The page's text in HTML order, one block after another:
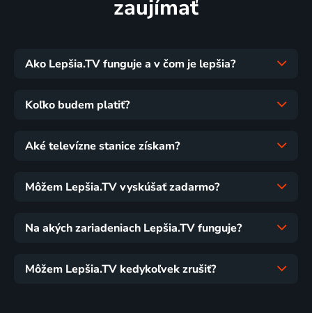
zaujímať
Ako Lepšia.TV funguje a v čom je lepšia?
Koľko budem platiť?
Aké televízne stanice získam?
Môžem Lepšia.TV vyskúšať zadarmo?
Na akých zariadeniach Lepšia.TV funguje?
Môžem Lepšia.TV kedykoľvek zrušiť?